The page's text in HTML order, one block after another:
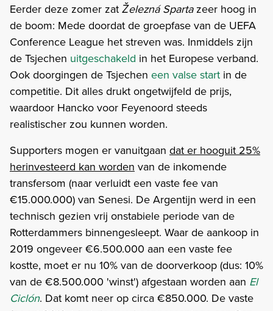
Eerder deze zomer zat Železná Sparta zeer hoog in
de boom: Mede doordat de groepfase van de UEFA
Conference League het streven was. Inmiddels zijn
de Tsjechen uitgeschakeld in het Europese verband.
Ook doorgingen de Tsjechen een valse start in de
competitie. Dit alles drukt ongetwijfeld de prijs,
waardoor Hancko voor Feyenoord steeds
realistischer zou kunnen worden.
Supporters mogen er vanuitgaan dat er hooguit 25%
herinvesteerd kan worden van de inkomende
transfersom (naar verluidt een vaste fee van
€15.000.000) van Senesi. De Argentijn werd in een
technisch gezien vrij onstabiele periode van de
Rotterdammers binnengesleept. Waar de aankoop in
2019 ongeveer €6.500.000 aan een vaste fee
kostte, moet er nu 10% van de doorverkoop (dus: 10%
van de €8.500.000 'winst') afgestaan worden aan El
Ciclón. Dat komt neer op circa €850.000. De vaste